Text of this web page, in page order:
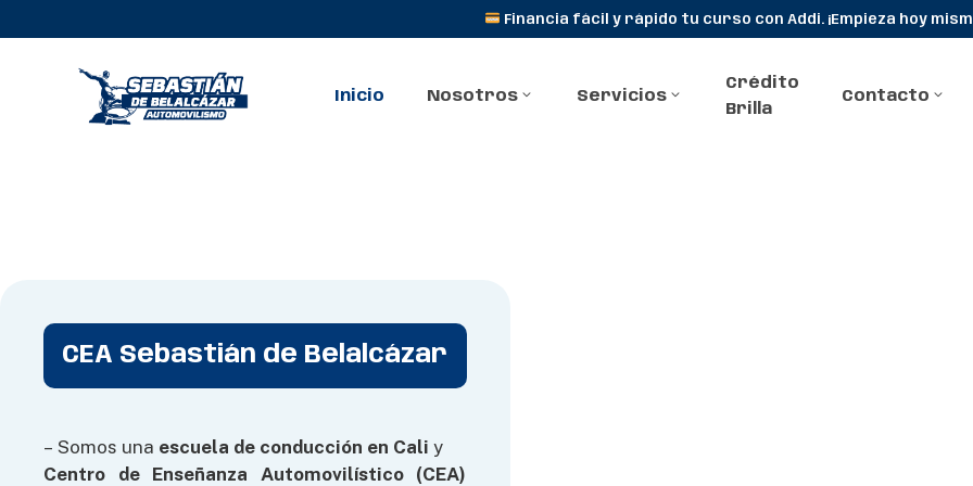
Financia fácil y rápido tu curso con Addi. ¡Empieza hoy
Inicio Nosotros Servicios
Crédito
Brilla
Contacto
CEA Sebastián de Belalcázar
– Somos una escuela de conducción en Cali y
Centro de Enseñanza Automovilístico (CEA)